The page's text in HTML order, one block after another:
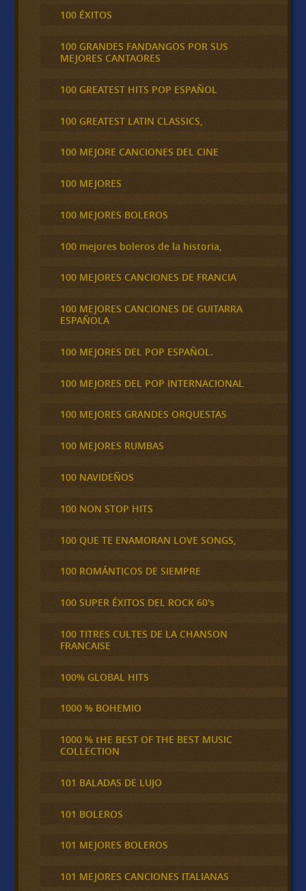
100 ÉXITOS
100 GRANDES FANDANGOS POR SUS
MEJORES CANTAORES
100 GREATEST HITS POP ESPAÑOL
100 GREATEST LATIN CLASSICS,
100 MEJORE CANCIONES DEL CINE
100 MEJORES
100 MEJORES BOLEROS
100 mejores boleros de la historia,
100 MEJORES CANCIONES DE FRANCIA
100 MEJORES CANCIONES DE GUITARRA
ESPAÑOLA
100 MEJORES DEL POP ESPAÑOL.
100 MEJORES DEL POP INTERNACIONAL
100 MEJORES GRANDES ORQUESTAS
100 MEJORES RUMBAS
100 NAVIDEÑOS
100 NON STOP HITS
100 QUE TE ENAMORAN LOVE SONGS,
100 ROMÁNTICOS DE SIEMPRE
100 SUPER ÉXITOS DEL ROCK 60's
100 TITRES CULTES DE LA CHANSON
FRANCAISE
100% GLOBAL HITS
1000 % BOHEMIO
1000 % tHE BEST OF THE BEST MUSIC
COLLECTION
101 BALADAS DE LUJO
101 BOLEROS
101 MEJORES BOLEROS
101 MEJORES CANCIONES ITALIANAS